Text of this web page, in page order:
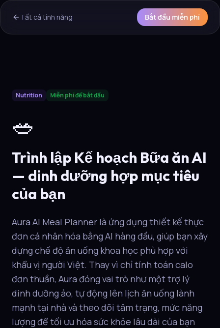
Tất cả tính năng Bắt đầu miễn phí
AuraTrình lập Kế hoạch Bữa ăn AI
Nutrition Miễn phí để bắt đầu
🥗
Trình lập Kế hoạch Bữa ăn AI
— dinh dưỡng hợp mục tiêu
của bạn
Aura AI Meal Planner là ứng dụng thiết kế thực
đơn cá nhân hóa bằng AI hàng đầu, giúp bạn xây
dựng chế độ ăn uống khoa học phù hợp với
khẩu vị người Việt. Thay vì chỉ tính toán calo
đơn thuần, Aura đóng vai trò như một trợ lý
dinh dưỡng ảo, tự động lên lịch ăn uống lành
mạnh tại nhà và theo dõi tâm trạng, mức năng
lượng để tối ưu hóa sức khỏe lâu dài của bạn